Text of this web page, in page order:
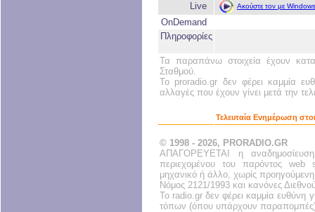
Live Ακούστε τον με
OnDemand
Πληροφορίες
Τα παραπάνω στοιχεία έχουν
Σταθμού.
Το proradio.gr δεν φέρει καμμία
αλλαγές που έχουν γίνει μετά την
Τελευταία Ενημέρωση
© 1998 - 2026, PRORADIO.GR
ΑΠΑΓΟΡΕΥΕΤΑΙ η
περιεχομένου του παρόντος web
μηχανικό ή άλλο, χωρίς
Νόμος 2121/1993 και κανόνες
Το radio.gr δεν φέρει καμμία ευθύνη
τόπων (όπου υπάρχουν